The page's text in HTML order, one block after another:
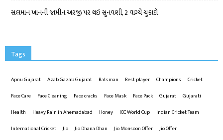
સલમાન ખાનની જામીન અરજી પર થઇ સુનવણી, 2 વાગ્યે ચુકાદો
Tags
Apnu Gujarat Azab Gazab Gujarat Batsman Best player Champions
Cricket
Face Care
Face Cleaning Face cracks Face Mask Face Pack Gujarat
Gujarati
Health
Heavy Rain in Ahemadabad Honey ICC World Cup
Indian Cricket Team
International Cricket
Jio Jio Dhana Dhan Jio Monsoon Offer
Jio Offer